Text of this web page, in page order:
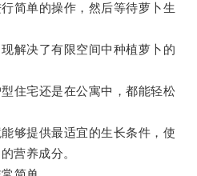
单的操作，然后等待萝卜生
决了有限空间中种植萝卜的
宅还是在公寓中，都能轻松
提供最适宜的生长条件，使
营养成分。